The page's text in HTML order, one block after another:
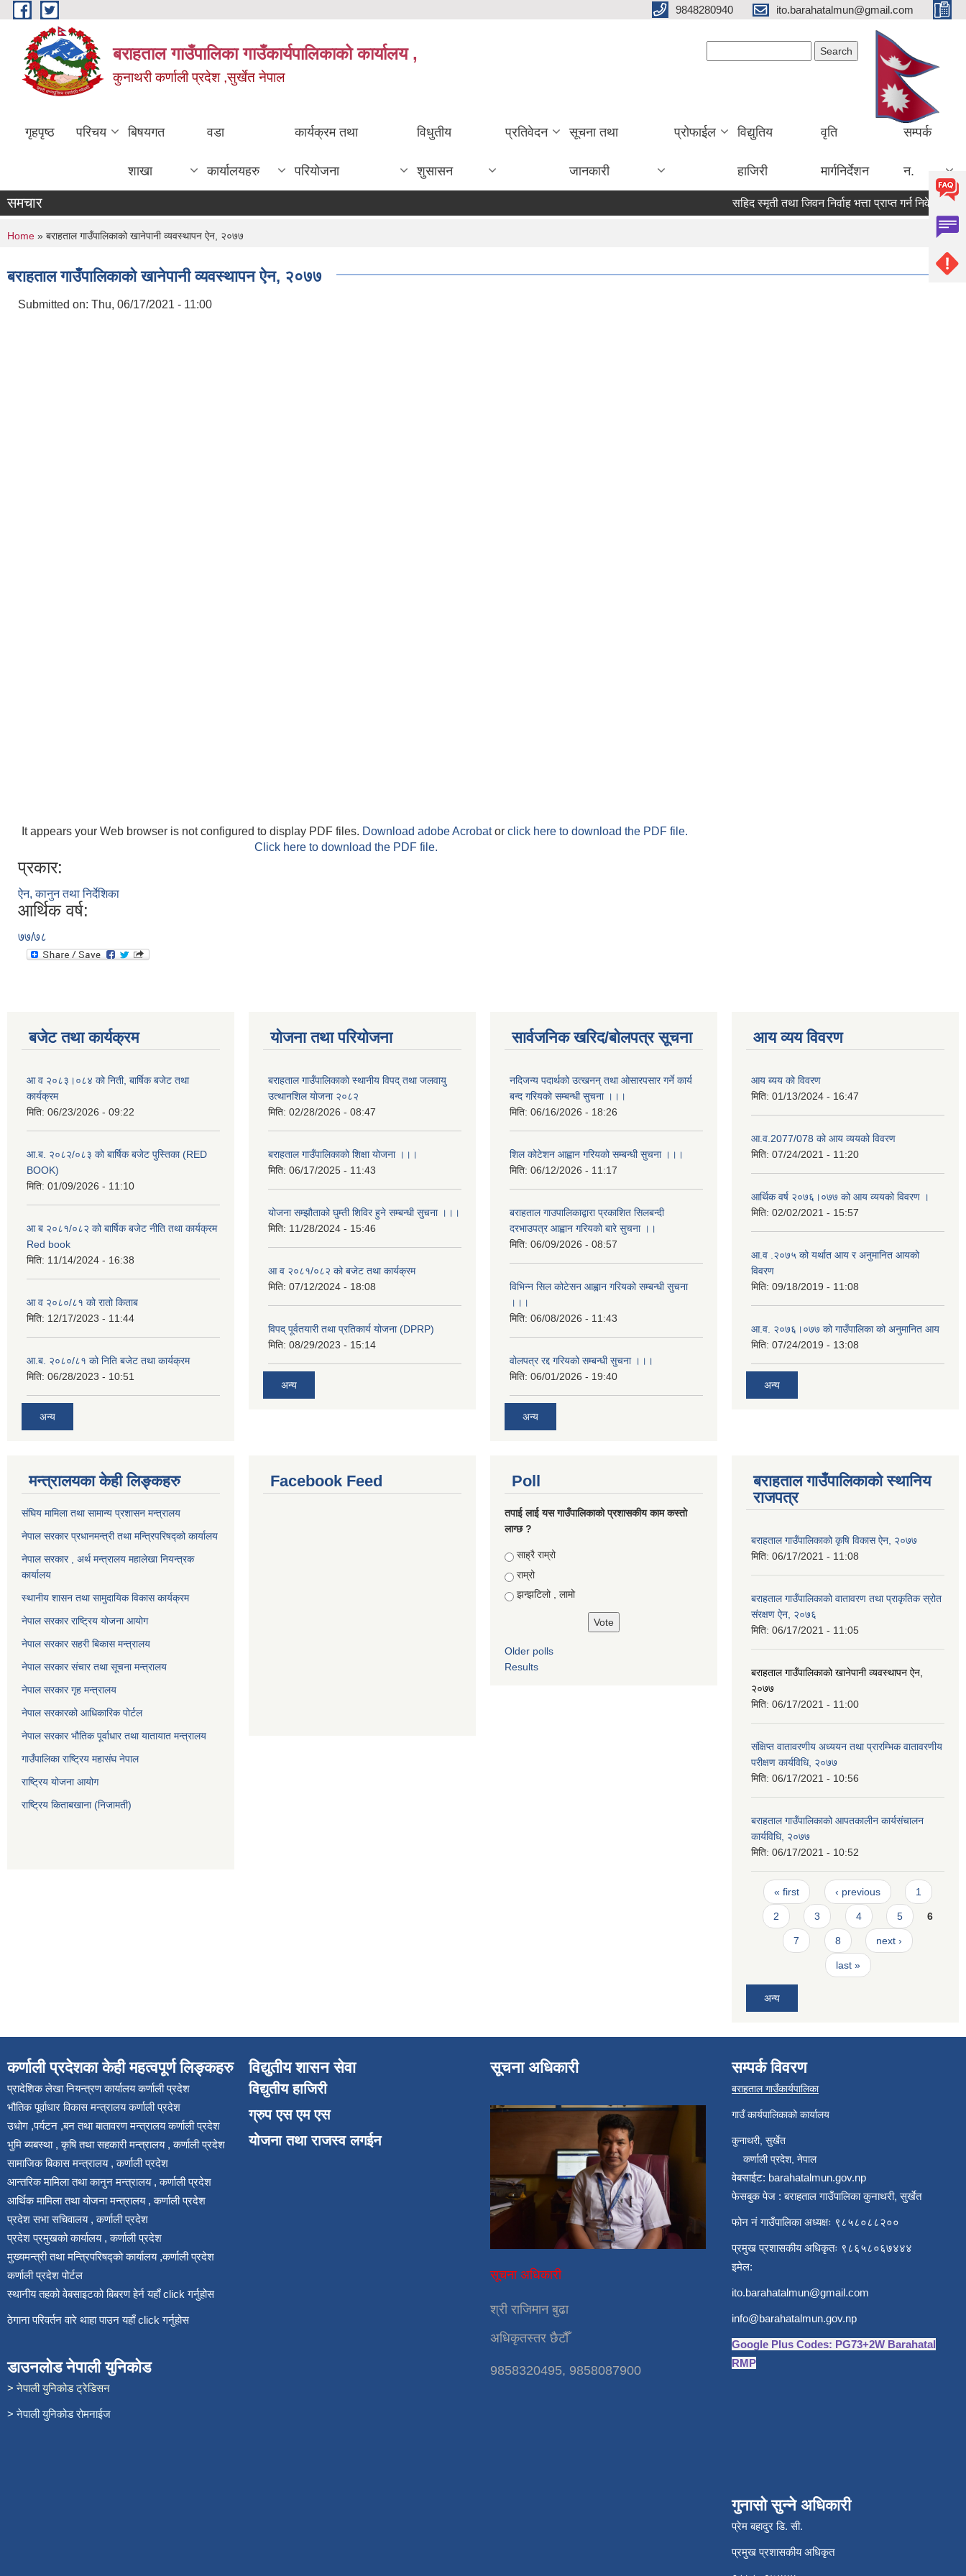
Skip to main content 9848280940 ito.barahatalmun@gmail.com
बराहताल गाउँपालिका गाउँकार्यपालिकाको कार्यालय ,
कुनाथरी कर्णाली प्रदेश ,सुर्खेत नेपाल
गृहपृष्ठ परिचय बिषयगत
शाखा
वडा
कार्यालयहरु
कार्यक्रम तथा
परियोजना
विधुतीय
शुसासन
प्रतिवेदन सूचना तथा
जानकारी
प्रोफाईल विद्युतिय
हाजिरी
वृति
मार्गनिर्देशन
सम्पर्क
न.
समचार सहिद स्मृती तथा जिवन निर्वाह भत्ता प्राप्त गर्न निवेदन पेश
You are here
Home » बराहताल गाउँपालिकाको खानेपानी व्यवस्थापन ऐन, २०७७
बराहताल गाउँपालिकाको खानेपानी व्यवस्थापन ऐन, २०७७
Submitted on: Thu, 06/17/2021 - 11:00
It appears your Web browser is not configured to display PDF files. Download adobe Acrobator click here to download the PDF file.
Click here to download the PDF file.
प्रकार:
ऐन, कानुन तथा निर्देशिका
आर्थिक वर्ष:
७७/७८
बजेट तथा कार्यक्रम
आ व २०८३।०८४ को निती, बार्षिक बजेट तथा
कार्यक्रम
मिति: 06/23/2026 - 09:22
आ.ब. २०८२/०८३ को बार्षिक बजेट पुस्तिका (RED
BOOK)
मिति: 01/09/2026 - 11:10
आ ब २०८१/०८२ को बार्षिक बजेट नीति तथा कार्यक्रम
Red book
मिति: 11/14/2024 - 16:38
आ व २०८०/८१ को रातो किताब
मिति: 12/17/2023 - 11:44
आ.ब. २०८०/८१ को निति बजेट तथा कार्यक्रम
मिति: 06/28/2023 - 10:51
अन्य
योजना तथा परियोजना
बराहताल गाउँपालिकाकाे स्थानीय विपद् तथा जलवायु
उत्थानशिल याेजना २०८२
मिति: 02/28/2026 - 08:47
बराहताल गाउँपालिकाको शिक्षा योजना ।।।
मिति: 06/17/2025 - 11:43
योजना सम्झौताको घुम्ती शिविर हुने सम्बन्धी सुचना ।।।
मिति: 11/28/2024 - 15:46
आ व २०८१/०८२ को बजेट तथा कार्यक्रम
मिति: 07/12/2024 - 18:08
विपद् पूर्वतयारी तथा प्रतिकार्य योजना (DPRP)
मिति: 08/29/2023 - 15:14
अन्य
सार्वजनिक खरिद/बोलपत्र सूचना
नदिजन्य पदार्थको उत्खनन् तथा ओसारपसार गर्ने कार्य
बन्द गरियको सम्बन्धी सुचना ।।।
मिति: 06/16/2026 - 18:26
शिल कोटेशन आह्वान गरियको सम्बन्धी सुचना ।।।
मिति: 06/12/2026 - 11:17
बराहताल गाउपालिकाद्वारा प्रकाशित सिलबन्दी
दरभाउपत्र आह्वान गरियको बारे सुचना ।।
मिति: 06/09/2026 - 08:57
विभिन्न सिल कोटेसन आह्वान गरियको सम्बन्धी सुचना
।।।
मिति: 06/08/2026 - 11:43
वोलपत्र रद्द गरियको सम्बन्धी सुचना ।।।
मिति: 06/01/2026 - 19:40
अन्य
आय व्यय विवरण
आय ब्यय को विवरण
मिति: 01/13/2024 - 16:47
आ.व.2077/078 को आय व्ययको विवरण
मिति: 07/24/2021 - 11:20
आर्थिक वर्ष २०७६।०७७ को आय व्ययको विवरण ।
मिति: 02/02/2021 - 15:57
आ.व .२०७५ को यर्थात आय र अनुमानित आयको
विवरण
मिति: 09/18/2019 - 11:08
आ.व. २०७६।०७७ को गाउँपालिका को अनुमानित आय
मिति: 07/24/2019 - 13:08
अन्य
मन्त्रालयका केही लिङ्कहरु
संघिय मामिला तथा सामान्य प्रशासन मन्त्रालय
नेपाल सरकार प्रधानमन्त्री तथा मन्त्रिपरिषद्को कार्यालय
नेपाल सरकार , अर्थ मन्त्रालय महालेखा नियन्त्रक
कार्यालय
स्थानीय शासन तथा सामुदायिक विकास कार्यक्रम
नेपाल सरकार राष्ट्रिय योजना आयोग
नेपाल सरकार सहरी बिकास मन्त्रालय
नेपाल सरकार संचार तथा सूचना मन्त्रालय
नेपाल सरकार गृह मन्त्रालय
नेपाल सरकारको आधिकारिक पोर्टल
नेपाल सरकार भौतिक पूर्वाधार तथा यातायात मन्त्रालय
गाउँपालिका राष्ट्रिय महासंघ नेपाल
राष्ट्रिय योजना आयोग
राष्ट्रिय किताबखाना (निजामती)
Facebook Feed Poll
तपाई लाई यस गाउँपालिकाको प्रशासकीय काम कस्तो
लाग्छ ?
Choices
साह्रै राम्रो
राम्रो
झन्झटिलो , लामो
Older polls
Results
बराहताल गाउँपालिकाको स्थानिय
राजपत्र
बराहताल गाउँपालिकाको कृषि विकास ऐन, २०७७
मिति: 06/17/2021 - 11:08
बराहताल गाउँपालिकाको वातावरण तथा प्राकृतिक स्रोत
संरक्षण ऐन, २०७६
मिति: 06/17/2021 - 11:05
बराहताल गाउँपालिकाको खानेपानी व्यवस्थापन ऐन,
२०७७
मिति: 06/17/2021 - 11:00
संक्षिप्त वातावरणीय अध्ययन तथा प्रारम्भिक वातावरणीय
परीक्षण कार्यविधि, २०७७
मिति: 06/17/2021 - 10:56
बराहताल गाउँपालिकाको आपतकालीन कार्यसंचालन
कार्यविधि, २०७७
मिति: 06/17/2021 - 10:52
Pages
« first ‹ previous 1
2 3 4 5 6
7 8 next ›
last »
अन्य
कर्णाली प्रदेशका केही महत्वपूर्ण लिङ्कहरु
प्रादेशिक लेखा नियन्त्रण कार्यालय कर्णाली प्रदेश
भौतिक पूर्वाधार विकास मन्त्रालय कर्णाली प्रदेश
उधोग ,पर्यटन ,बन तथा बातावरण मन्त्रालय कर्णाली प्रदेश
भुमि ब्यबस्था , कृषि तथा सहकारी मन्त्रालय , कर्णाली प्रदेश
सामाजिक बिकास मन्त्रालय , कर्णाली प्रदेश
आन्तरिक मामिला तथा कानुन मन्त्रालय , कर्णाली प्रदेश
आर्थिक मामिला तथा योजना मन्त्रालय , कर्णाली प्रदेश
प्रदेश सभा सचिवालय , कर्णाली प्रदेश
प्रदेश प्रमुखको कार्यालय , कर्णाली प्रदेश
मुख्यमन्त्री तथा मन्त्रिपरिषद्को कार्यालय ,कर्णाली प्रदेश
कर्णाली प्रदेश पोर्टल
स्थानीय तहको वेबसाइटको बिबरण हेर्न यहाँ click गर्नुहोस
ठेगाना परिवर्तन वारे थाहा पाउन यहाँ click गर्नुहोस
डाउनलोड नेपाली युनिकोड
> नेपाली युनिकोड ट्रेडिसन
> नेपाली युनिकोड रोमनाईज
विद्युतीय शासन सेवा
विद्युतीय हाजिरी
ग्रुप एस एम एस
योजना तथा राजस्व लगईन
सूचना अधिकारी
सूचना अधिकारी
श्री राजिमान बुढा
अधिकृतस्तर छैटौँ
9858320495, 9858087900
सम्पर्क विवरण
बराहताल गाउँकार्यपालिका
गाउँ कार्यपालिकाको कार्यालय
कुनाथरी, सुर्खेत
कर्णाली प्रदेश, नेपाल
वेबसाईट: barahatalmun.gov.np
फेसबुक पेज : बराहताल गाउँपालिका कुनाथरी, सुर्खेत
फोन नं गाउँपालिका अध्यक्षः ९८५८०८८२००
प्रमुख प्रशासकीय अधिकृतः ९८६५८०६७४४४
इमेल:
ito.barahatalmun@gmail.com
info@barahatalmun.gov.np
Google Plus Codes: PG73+2W Barahatal
RMP
गुनासो सुन्ने अधिकारी
प्रेम बहादुर डि. सी.
प्रमुख प्रशासकीय अधिकृत